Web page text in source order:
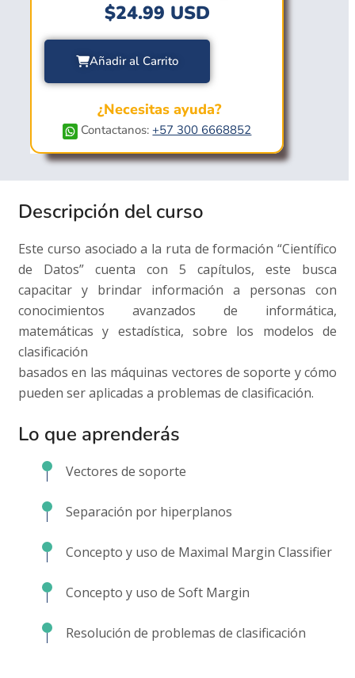
$24.99 USD
Añadir al Carrito
¿Necesitas ayuda?
Contactanos:+57 300 6668852
Descripción del curso
Este curso asociado a la ruta de formación “Científico
de Datos” cuenta con 5 capítulos, este busca
capacitar y brindar información a personas con
conocimientos avanzados de informática,
matemáticas y estadística, sobre los modelos de
clasificación
basados en las máquinas vectores de soporte y cómo
pueden ser aplicadas a problemas de clasificación.
Lo que aprenderás
Vectores de soporte
Separación por hiperplanos
Concepto y uso de Maximal Margin Classifier
Concepto y uso de Soft Margin
Resolución de problemas de clasificación